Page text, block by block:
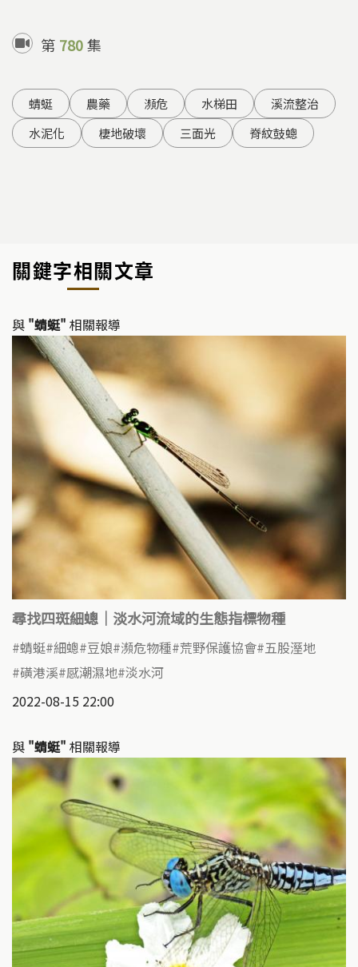
第 780集
蜻蜓 農藥 瀕危 水梯田
溪流整治
水泥化
棲地破壞 三面光 脊紋鼓蟌
關鍵字相關文章
與 "蜻蜓" 相關報導
尋找四斑細蟌｜淡水河流域的生態指標物種
蜻蜓 細蟌 豆娘 瀕危物種 荒野保護協會 五股溼地
磺港溪 感潮濕地 淡水河
2022-08-15 22:00
與 "蜻蜓" 相關報導